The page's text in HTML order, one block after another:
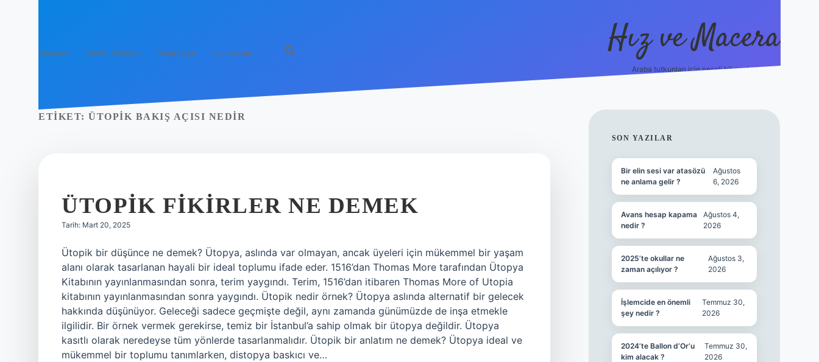
Anasayfa Gizlilik Politikası Yasal Uyarı Hakkımızda Hız ve Macera
Araba tutkunları için neşeli hikayeler!
ETIKET: ÜTOPIK BAKIŞ AÇISI NEDIR
ÜTOPIK FIKIRLER NE DEMEK
Tarih: Mart 20, 2025
Ütopik bir düşünce ne demek? Ütopya, aslında var olmayan, ancak üyeleri için mükemmel bir yaşam
alanı olarak tasarlanan hayali bir ideal toplumu ifade eder. 1516’dan Thomas More tarafından Ütopya
Kitabının yayınlanmasından sonra, terim yaygındı. Terim, 1516’dan itibaren Thomas More of Utopia
kitabının yayınlanmasından sonra yaygındı. Ütopik nedir örnek? Ütopya aslında alternatif bir gelecek
hakkında düşünüyor. Geleceği sadece geçmişte değil, aynı zamanda günümüzde de inşa etmekle
ilgilidir. Bir örnek vermek gerekirse, temiz bir İstanbul’a sahip olmak bir ütopya değildir. Ütopya
kasıtlı olarak neredeyse tüm yönlerde tasarlanmalıdır. Ütopik bir anlatım ne demek? Ütopya ideal ve
mükemmel bir toplumu tanımlarken, distopya baskıcı ve…
SIDEBAR
SON YAZILAR
Bir elin sesi var atasözü
ne anlama gelir ?
Ağustos
6, 2026
Avans hesap kapama
nedir ?
Ağustos 4,
2026
2025’te okullar ne
zaman açılıyor ?
Ağustos 3,
2026
İşlemcide en önemli
şey nedir ?
Temmuz 30,
2026
2024’te Ballon d’Or’u
kim alacak ?
Temmuz 30,
2026
hiltonbet güncel giriş